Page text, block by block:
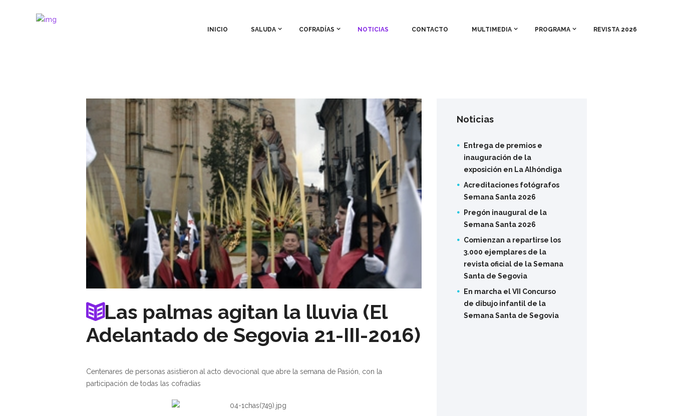
INICIO SALUDA COFRADÍAS NOTICIAS CONTACTO MULTIMEDIA PROGRAMA REVISTA 2026
Las palmas agitan la lluvia (El
Adelantado de Segovia 21-III-2016)
Centenares de personas asistieron al acto devocional que abre la semana de Pasión, con la
participación de todas las cofradías
Noticias
Entrega de premios e
inauguración de la
exposición en La Alhóndiga
Acreditaciones fotógrafos
Semana Santa 2026
Pregón inaugural de la
Semana Santa 2026
Comienzan a repartirse los
3.000 ejemplares de la
revista oficial de la Semana
Santa de Segovia
En marcha el VII Concurso
de dibujo infantil de la
Semana Santa de Segovia